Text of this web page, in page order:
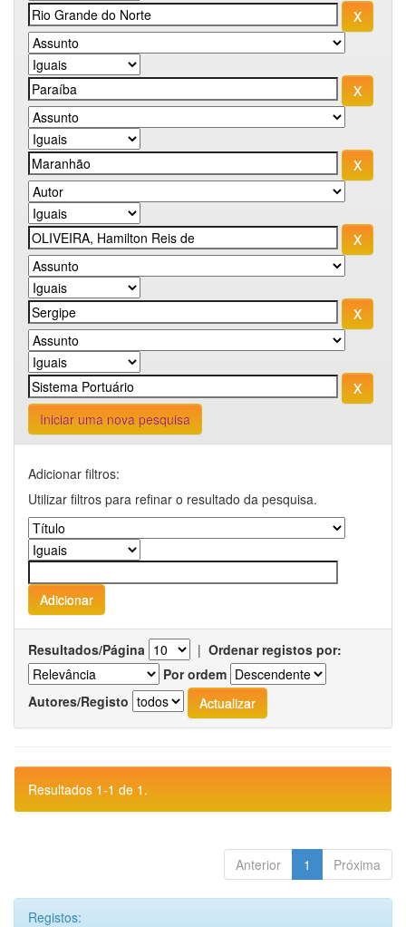
Iniciar uma nova pesquisa
Adicionar filtros:
Utilizar filtros para refinar o resultado da pesquisa.
Resultados/Página | Ordenar registos por:
Por ordem
Autores/Registo
Resultados 1-1 de 1.
Anterior 1 Próxima
Registos: